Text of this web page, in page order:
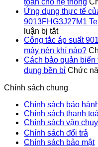
Ứng dụng thực tế
9013FHG3J27M1
luận bị tắtở
Ứng
dụng
thực
tế
của
công
tắc
áp
suất
Công tắc áp suất
máy nén khí nào?
Cách bảo quản
dụng bền bỉ Chức
Chính sách chung
Chính sách bảo
Chính sách thanh
Chính sách vận
Chính sách đổi trả
Chính sách bảo mật